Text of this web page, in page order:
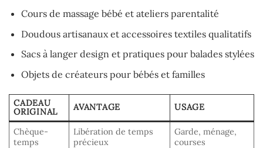
Cours de massage bébé et ateliers parentalité
Doudous artisanaux et accessoires textiles qualitatifs
Sacs à langer design et pratiques pour balades stylées
Objets de créateurs pour bébés et familles
CADEAU
ORIGINAL
AVANTAGE USAGE
Chèque-
temps
Libération de temps
précieux
Garde, ménage,
courses